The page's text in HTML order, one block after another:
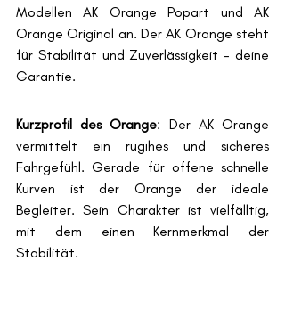
Modellen AK Orange Popart und AK
Orange Original an. Der AK Orange steht
für Stabilität und Zuverlässigkeit - deine
Garantie.
Kurzprofil des Orange: Der AK Orange
vermittelt ein rugihes und sicheres
Fahrgefühl. Gerade für offene schnelle
Kurven ist der Orange der ideale
Begleiter. Sein Charakter ist vielfälltig,
mit dem einen Kernmerkmal der
Stabilität.